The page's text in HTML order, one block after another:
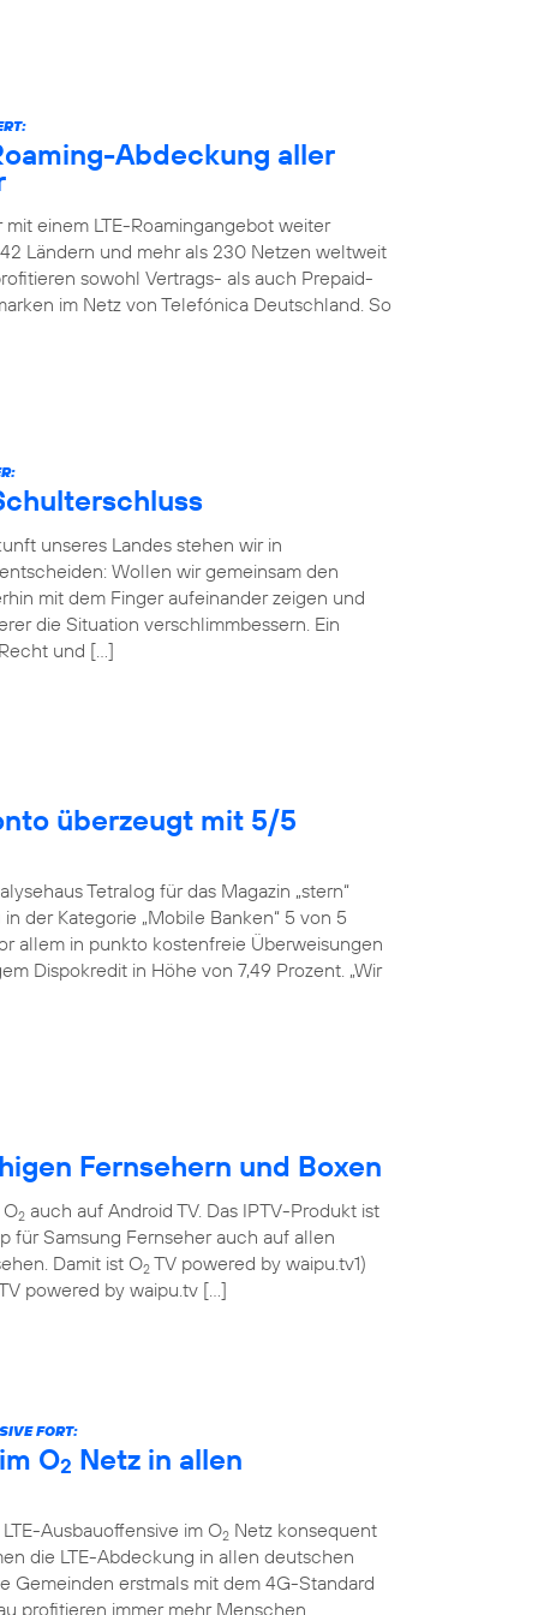
Abdeckung aller
einem LTE-Roamingangebot weiter
Ländern und mehr als 230 Netzen weltweit
sowohl Vertrags- als auch Prepaid-
im Netz von Telefónica Deutschland. So
unseres Landes stehen wir in
Wollen wir gemeinsam den
mit dem Finger aufeinander zeigen und
die Situation verschlimmbessern. Ein
und […]
überzeugt mit 5/5
Tetralog für das Magazin „stern“
der Kategorie „Mobile Banken“ 5 von 5
allem in punkto kostenfreie Überweisungen
Dispokredit in Höhe von 7,49 Prozent. „Wir
Fernsehern und Boxen
2 auch auf Android TV. Das IPTV-Produkt ist
für Samsung Fernseher auch auf allen
Damit ist O2 TV powered by waipu.tv1)
powered by waipu.tv […]
FORT:
O2 Netz in allen
Ausbauoffensive im O2 Netz konsequent
die LTE-Abdeckung in allen deutschen
Gemeinden erstmals mit dem 4G-Standard
profitieren immer mehr Menschen